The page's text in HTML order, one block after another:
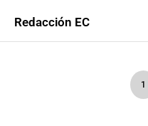
Redacción EC
1